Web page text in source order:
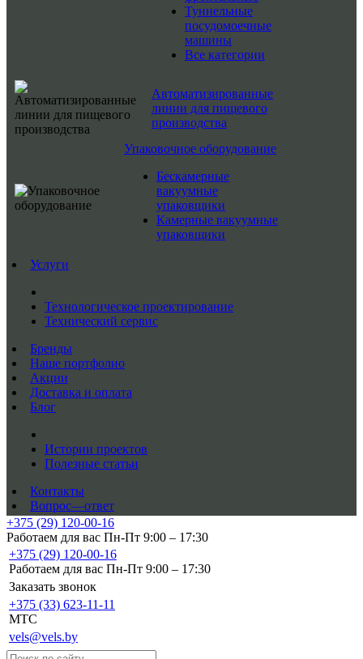
Туннельные
посудомоечные
машины
Все категории
Автоматизированные
линии для пищевого
производства
Упаковочное оборудование
Бескамерные
вакуумные
упаковщики
Камерные вакуумные
упаковщики
Услуги
Технологическое проектирование
Технический сервис
Бренды
Наше портфолио
Акции
Доставка и оплата
Блог
Истории проектов
Полезные статьи
Контакты
Вопрос—ответ
+375 (29) 120-00-16
Работаем для вас Пн-Пт 9:00 – 17:30
+375 (29) 120-00-16
Работаем для вас Пн-Пт 9:00 – 17:30
Заказать звонок
+375 (33) 623-11-11
MTC
vels@vels.by